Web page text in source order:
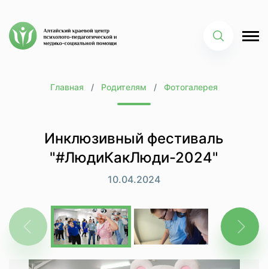
Главная Родителям Фотогалерея
Инклюзивный фестиваль
"#ЛюдиКакЛюди-2024"
10.04.2024